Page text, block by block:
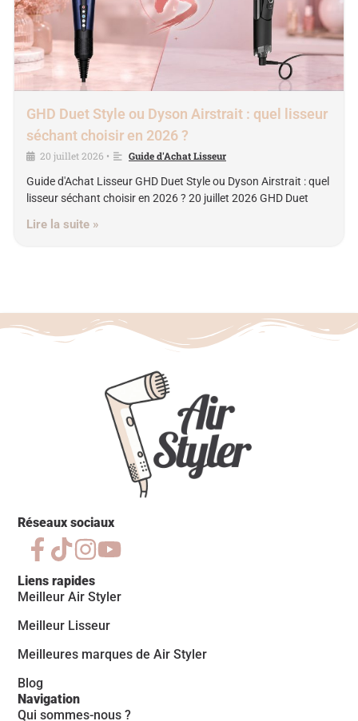
GHD Duet Style ou Dyson Airstrait : quel lisseur
séchant choisir en 2026 ?
20 juillet 2026 •
Guide d'Achat Lisseur
Guide d'Achat Lisseur GHD Duet Style ou Dyson Airstrait : quel
lisseur séchant choisir en 2026 ? 20 juillet 2026 GHD Duet
Lire la suite »
Réseaux sociaux
Liens rapides
Meilleur Air Styler
Meilleur Lisseur
Meilleures marques de Air Styler
Blog
Navigation
Qui sommes-nous ?